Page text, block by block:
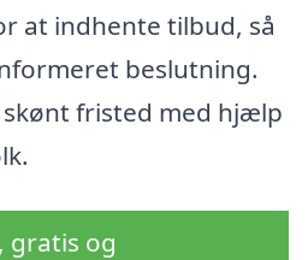
at indhente tilbud, så
beslutning.
fristed med hjælp
gratis og